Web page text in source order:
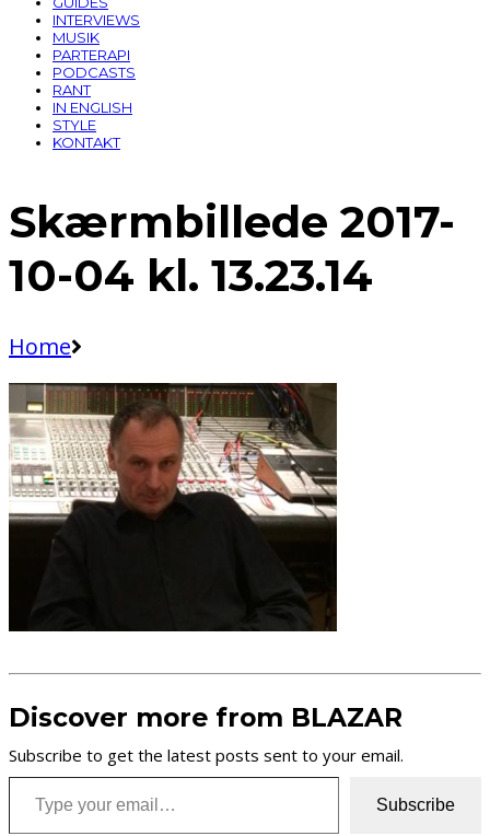
INTERVIEWS
MUSIK
PARTERAPI
PODCASTS
RANT
IN ENGLISH
STYLE
KONTAKT
Skærmbillede 2017-
10-04 kl. 13.23.14
Home
Discover more from BLAZAR
Subscribe to get the latest posts sent to your email.
Type your email…
Subscribe